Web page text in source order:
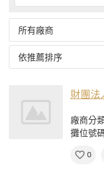
所有廠商
依推薦排序
財團法
廠商分
攤位號
0